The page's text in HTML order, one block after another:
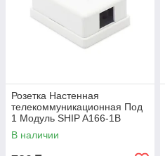
Розетка Настенная
телекоммуникационная Под
1 Модуль SHIP A166-1B
Белая
В наличии